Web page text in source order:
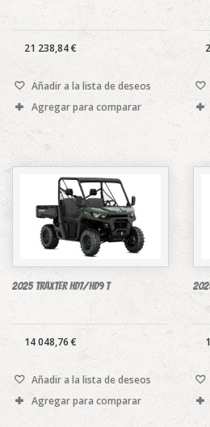
21 238,84 €
Añadir a la lista de deseos
Agregar para comparar
2025 Traxter HD7/HD9 T
14 048,76 €
Añadir a la lista de deseos
Agregar para comparar